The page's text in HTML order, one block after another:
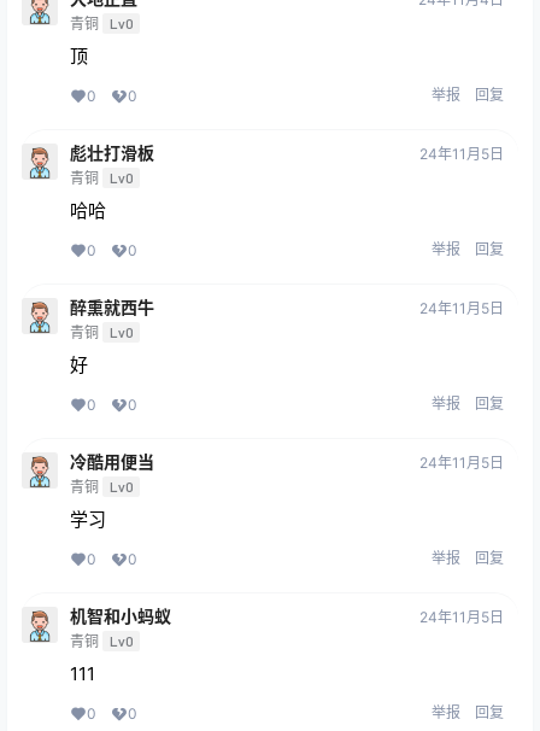
青铜 Lv0
顶
0 0 举报 回复
彪壮打滑板
青铜 Lv0
24年11月5日
哈哈
0 0 举报 回复
醉熏就西牛
青铜 Lv0
24年11月5日
好
0 0 举报 回复
冷酷用便当
青铜 Lv0
24年11月5日
学习
0 0 举报 回复
机智和小蚂蚁
青铜 Lv0
24年11月5日
111
0 0 举报 回复